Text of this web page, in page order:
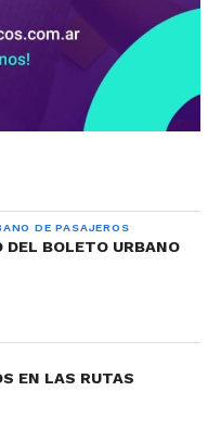
DE PASAJEROS
DEL BOLETO URBANO
EN LAS RUTAS